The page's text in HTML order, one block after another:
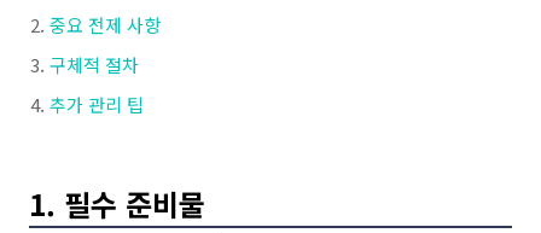
중요 전제 사항
구체적 절차
추가 관리 팁
1. 필수 준비물